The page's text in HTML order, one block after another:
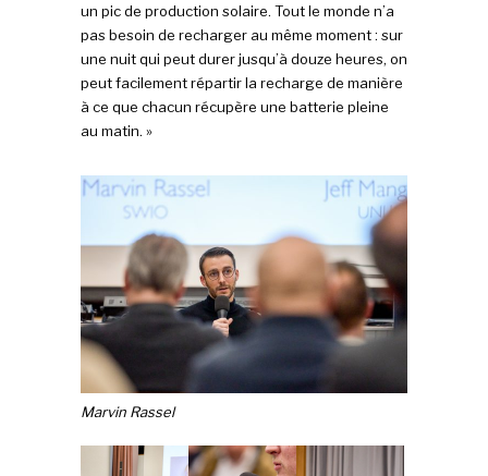
un pic de production solaire. Tout le monde n’a
pas besoin de recharger au même moment : sur
une nuit qui peut durer jusqu’à douze heures, on
peut facilement répartir la recharge de manière
à ce que chacun récupère une batterie pleine
au matin. »
Marvin Rassel